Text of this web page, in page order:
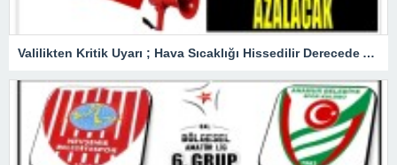
Valilikten Kritik Uyarı ; Hava Sıcaklığı Hissedilir Derecede Azalacak!